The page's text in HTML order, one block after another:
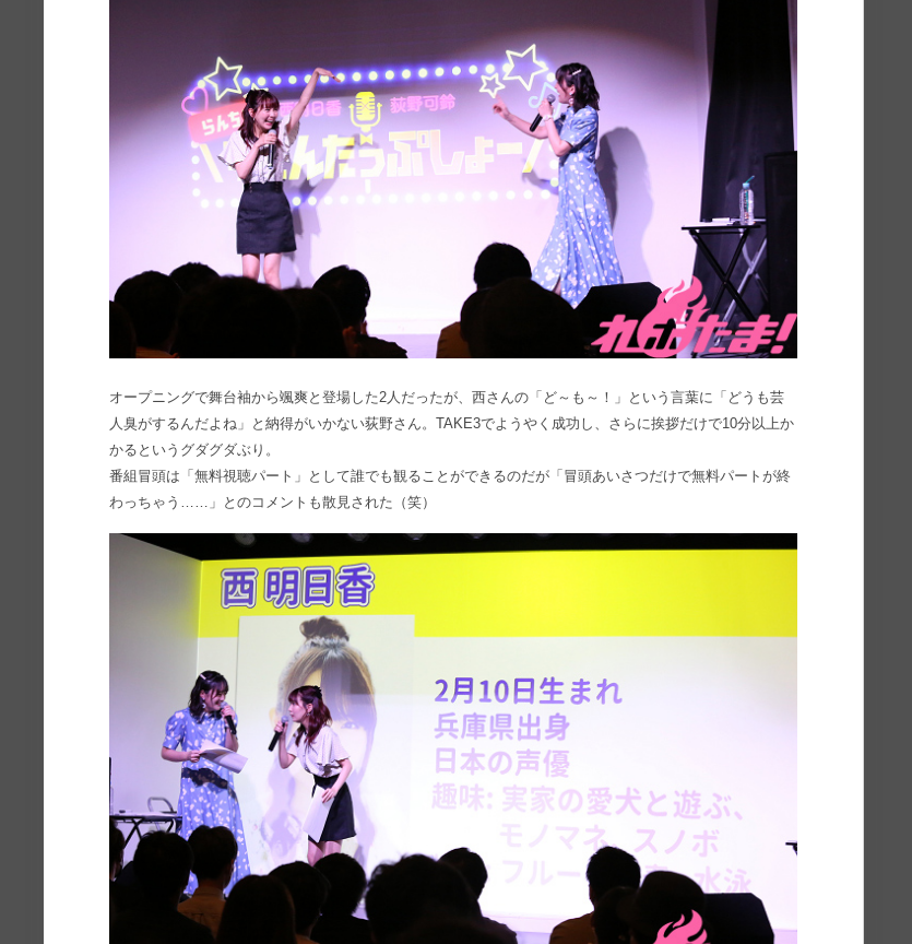
オープニングで舞台袖から颯爽と登場した2人だったが、西さんの「ど～も～！」という言葉に「どうも芸
人臭がするんだよね」と納得がいかない荻野さん。TAKE3でようやく成功し、さらに挨拶だけで10分以上か
かるというグダグダぶり。
番組冒頭は「無料視聴パート」として誰でも観ることができるのだが「冒頭あいさつだけで無料パートが終
わっちゃう……」とのコメントも散見された（笑）